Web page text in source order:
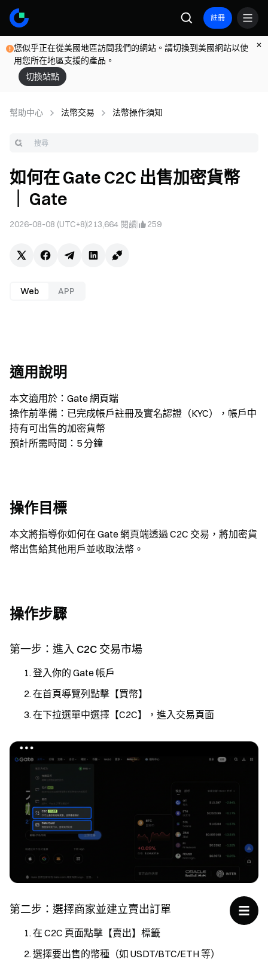
註冊
您似乎正在從美國地區訪問我們的網站。請切換到美國網站以使
用您所在地區支援的產品。
切換站點
幫助中心 法幣交易 法幣操作須知
如何在 Gate C2C 出售加密貨幣
｜ Gate
2026-08-08 (UTC+8)213,664 閱讀 259
Web APP
適用說明
本文適用於：Gate 網頁端
操作前準備：已完成帳戶註冊及實名認證（KYC），帳戶中
持有可出售的加密貨幣
預計所需時間：5 分鐘
操作目標
本文將指導你如何在 Gate 網頁端透過 C2C 交易，將加密貨
幣出售給其他用戶並收取法幣。
操作步驟
第一步：進入 C2C 交易市場
登入你的 Gate 帳戶
在首頁導覽列點擊【買幣】
在下拉選單中選擇【C2C】，進入交易頁面
第二步：選擇商家並建立賣出訂單
在 C2C 頁面點擊【賣出】標籤
選擇要出售的幣種（如 USDT/BTC/ETH 等）